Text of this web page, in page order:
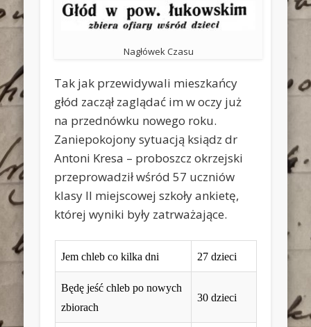
Nagłówek Czasu
Tak jak przewidywali mieszkańcy
głód zaczął zaglądać im w oczy już
na przednówku nowego roku.
Zaniepokojony sytuacją ksiądz dr
Antoni Kresa – proboszcz okrzejski
przeprowadził wśród 57 uczniów
klasy II miejscowej szkoły ankietę,
której wyniki były zatrważające.
Jem chleb co kilka dni 27 dzieci
Będę jeść chleb po nowych
zbiorach
30 dzieci